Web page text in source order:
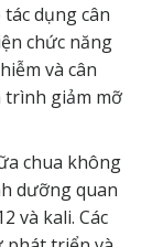
dụng cân
chức năng
và cân
giảm mỡ
chua không
dưỡng quan
và kali. Các